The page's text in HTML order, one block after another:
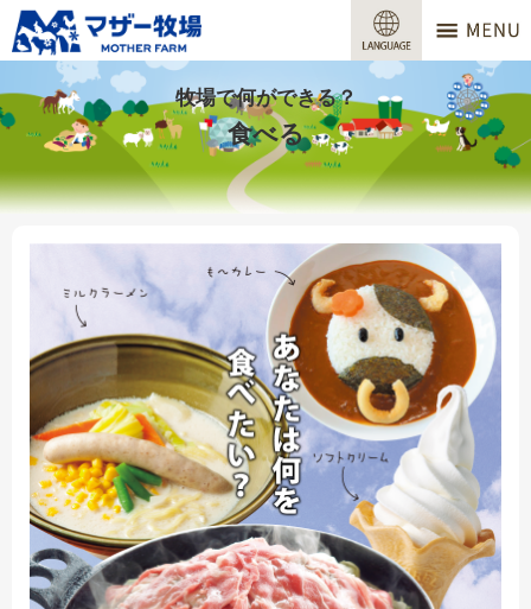
営業時間
料金
交通アクセス
サービスガイド
牧場で何ができる？
場内マップ
おすすめコース
団体プラン
採用情報
牧場で何ができる？
食べる